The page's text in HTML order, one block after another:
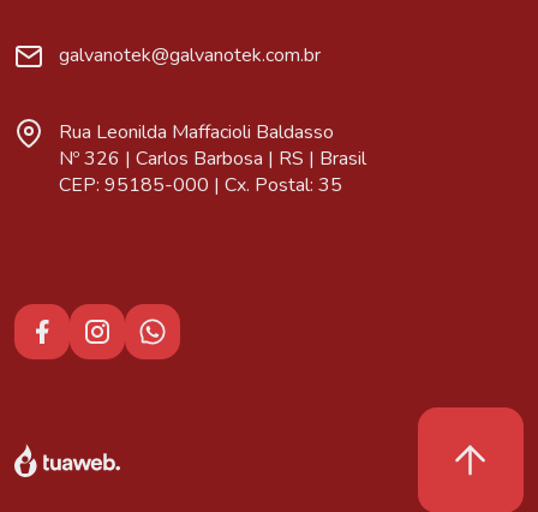
galvanotek@galvanotek.com.br
Rua Leonilda Maffacioli Baldasso
Nº 326 | Carlos Barbosa | RS | Brasil
CEP: 95185-000 | Cx. Postal: 35